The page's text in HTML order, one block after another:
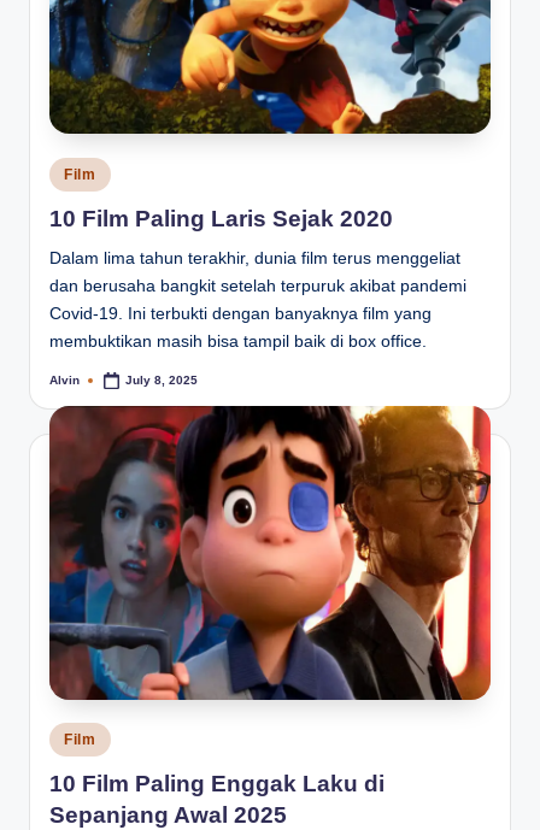
Posted
in
Film
10 Film Paling Laris Sejak 2020
Dalam lima tahun terakhir, dunia film terus menggeliat
dan berusaha bangkit setelah terpuruk akibat pandemi
Covid-19. Ini terbukti dengan banyaknya film yang
membuktikan masih bisa tampil baik di box office.
Posted
Alvin July 8, 2025
Posted
in
Film
10 Film Paling Enggak Laku di
Sepanjang Awal 2025